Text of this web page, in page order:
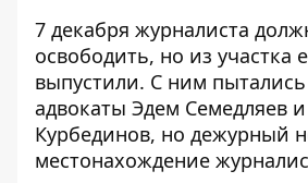
7 декабря журналиста
освободить, но из участка
выпустили. С ним пытались
адвокаты Эдем Семедляев
Курбединов, но дежурный
местонахождение